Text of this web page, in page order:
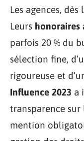
Les agences,
Leurs honoraires
parfois 20 % du
sélection fine,
rigoureuse et
Influence 2023 a
transparence sur
mention